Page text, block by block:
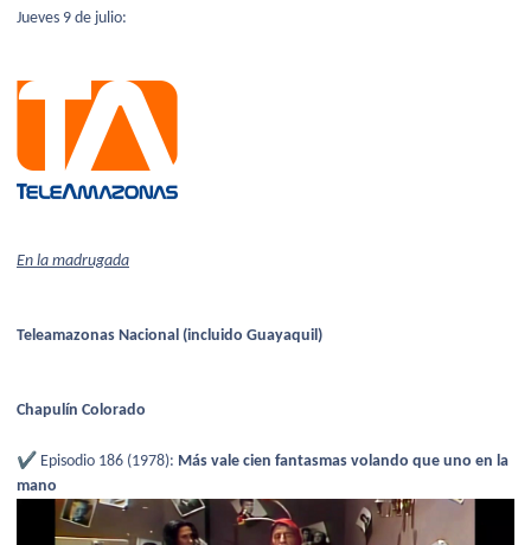
Jueves 9 de julio:
En la madrugada
Teleamazonas Nacional (incluido Guayaquil)
Chapulín Colorado
✔️ Episodio 186 (1978): Más vale cien fantasmas volando que uno en la
mano